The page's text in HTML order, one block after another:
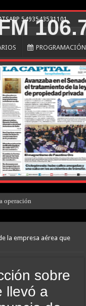
5493543531101
PROGRAMACIÓN
operación
la empresa aérea que
sobre
llevó a